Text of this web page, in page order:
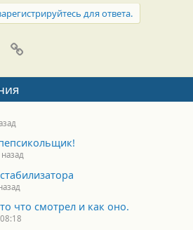
для ответа.
почта
что смотрел и как оно.